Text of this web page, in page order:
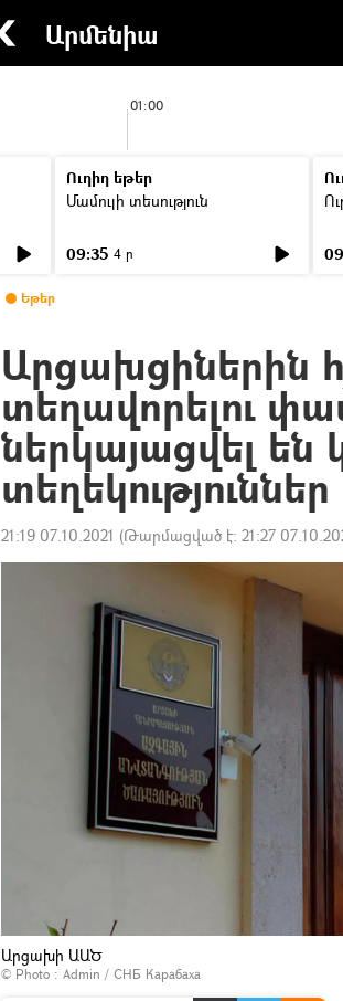
Արմենիա
01:00
Ուղիղ եթեր
Մամուլի տեսություն
09:35 4 ր
Եթեր
Արցախցիներին
տեղավորելու
ներկայացվել են
տեղեկություններ
21:19 07.10.2021 (Թարմացված է: 21:27
Արցախի ԱԱԾ
© Photo : Admin / СНБ Карабаха